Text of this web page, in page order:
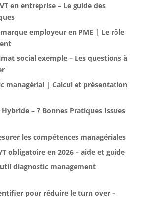
en entreprise – Le guide des
employeur en PME | Le rôle
social exemple – Les questions à
managérial | Calcul et présentation
– 7 Bonnes Pratiques Issues
les compétences managériales
obligatoire en 2026 – aide et guide
diagnostic management
pour réduire le turn over –